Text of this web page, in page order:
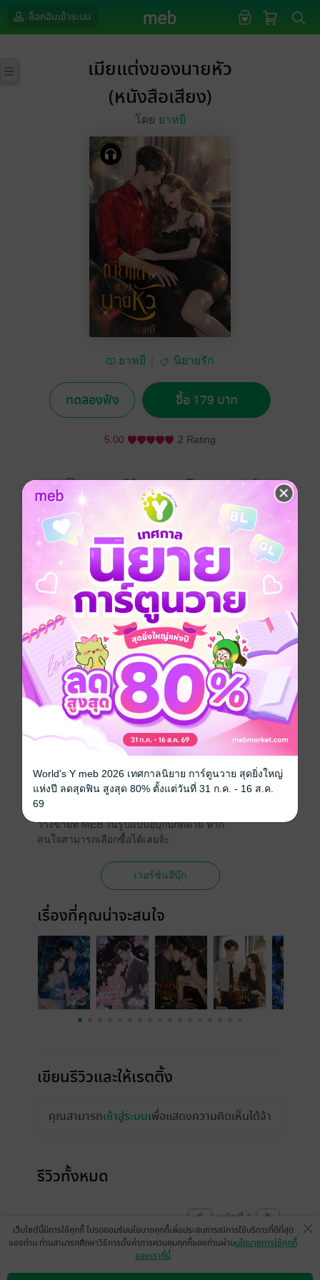
ล็อกอินเข้าระบบ
เมียแต่งของนายหัว
(หนังสือเสียง)
โดย ยาหยี
ยาหยี นิยายรัก
ทดลองฟัง ซื้อ 179 บาท
5.00 2 Rating
อยากได้ ซื้อเป็นของขวัญ ติดตาม
เมื่อพริมลภัสหรือพริม ลูกคุณหนูที่ต้องถูกพ่อแท้ๆบังคับให้
แต่งงานกับนายหัวทางภาคใต้ โดยไม่เคยรู้จักหรือเคยเห็น
หน้ากันมาก่อน เธอจึงโกรธจัดและเอาความโกรธไปลงกับ
เขา แล้วมีหรือที่นายหัวอย่างธนภัทร ผู้ไม่กล้วใครจะยอม
นักพากย์
ประเภทไฟล์ Audio
วันที่วางขาย 28 มิถุนายน 2568
ความยาว 2 ชั่วโมง 1นาที
219 บาท (ประหยัด 18%)
เวอร์ชันอีบุ๊ก
นอกจากหนังสือเสียงแล้ว หนังสือเล่มนี้ยังมี
วางขายที่ MEB ในรูปแบบอีบุ๊กปกติด้วย หาก
สนใจสามารถเลือกซื้อได้เลยจ้ะ
เวอร์ชันอีบุ๊ก
เรื่องที่คุณน่าจะสนใจ
เขียนรีวิวและให้เรตติ้ง
คุณสามารถเข้าสู่ระบบเพื่อแสดงความคิดเห็นได้จ้า
รีวิวทั้งหมด
หน้าที่ 1
เว็บไซต์นี้มีการใช้คุกกี้ โปรดยอมรับนโยบายคุกกี้เพื่อประสบการณ์การใช้บริการที่ดีที่สุด
ของท่าน ท่านสามารถศึกษาวิธีการตั้งค่าการควบคุมคุกกี้ของท่านผ่านนโยบายการใช้คุกกี้
ของเราที่นี่
World's Y meb 2026 เทศกาลนิยาย การ์ตูนวาย สุดยิ่งใหญ่
แห่งปี ลดสุดฟิน สูงสุด 80% ตั้งแต่วันที่ 31 ก.ค. - 16 ส.ค.
69